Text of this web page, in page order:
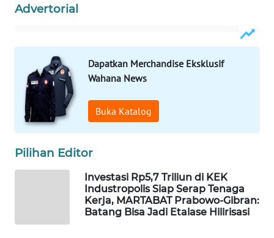
Advertorial
Dapatkan Merchandise Eksklusif
Wahana News
Buka Katalog
Pilihan Editor
Investasi Rp5,7 Triliun di KEK
Industropolis Siap Serap Tenaga
Kerja, MARTABAT Prabowo-Gibran:
Batang Bisa Jadi Etalase Hilirisasi
WAHANA
PERSONA
WAHANA
OTOMOTIF
WAHANA
HEALTH